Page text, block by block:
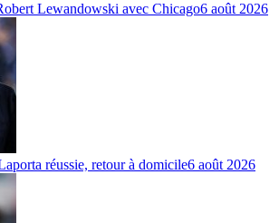
Lewandowski avec Chicago6 août 2026
réussie, retour à domicile6 août 2026